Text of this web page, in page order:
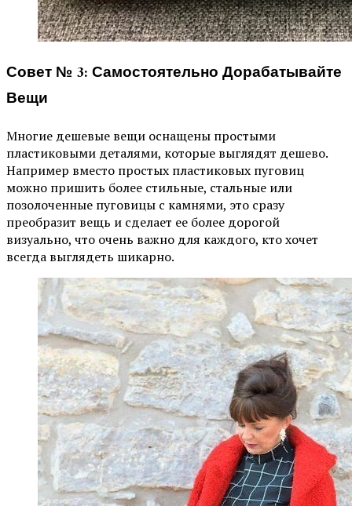
Совет № 3: Самостоятельно Дорабатывайте
Вещи
Многие дешевые вещи оснащены простыми
пластиковыми деталями, которые выглядят дешево.
Например вместо простых пластиковых пуговиц
можно пришить более стильные, стальные или
позолоченные пуговицы с камнями, это сразу
преобразит вещь и сделает ее более дорогой
визуально, что очень важно для каждого, кто хочет
всегда выглядеть шикарно.